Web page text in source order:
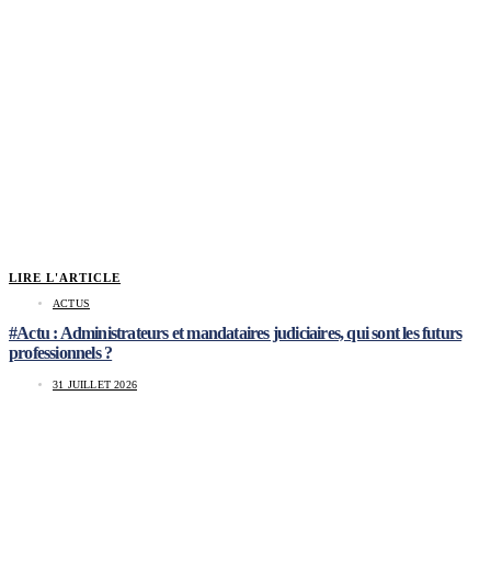
LIRE L'ARTICLE
ACTUS
#Actu : Administrateurs et mandataires judiciaires, qui sont les futurs
professionnels ?
31 JUILLET 2026